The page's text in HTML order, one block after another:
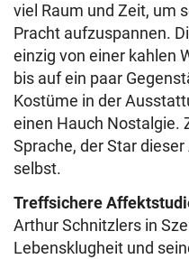
viel Raum und Zeit, um
Pracht aufzuspannen.
einzig von einer kahlen
bis auf ein paar
Kostüme in der
einen Hauch Nostalgie.
Sprache, der Star
selbst.
Treffsichere
Arthur Schnitzlers in
Lebensklugheit und